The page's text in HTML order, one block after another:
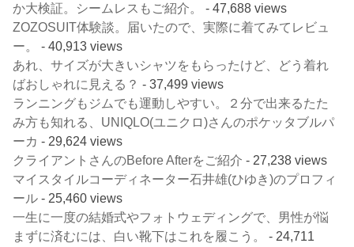
か大検証。シームレスもご紹介。
- 47,688 views
ZOZOSUIT体験談。届いたので、実際に着てみてレビュ
ー。
- 40,913 views
あれ、サイズが大きいシャツをもらったけど、どう着れ
ばおしゃれに見える？ - 37,499 views
ランニングもジムでも運動しやすい。２分で出来るたた
み方も知れる、UNIQLO(ユニクロ)さんのポケッタブルパ
ーカ - 29,624 views
クライアントさんのBefore Afterをご紹介 - 27,238 views
マイスタイルコーディネーター石井雄(ひゆき)のプロフィ
ール - 25,460 views
一生に一度の結婚式やフォトウェディングで、男性が悩
まずに済むには、白い靴下はこれを履こう。
- 24,711